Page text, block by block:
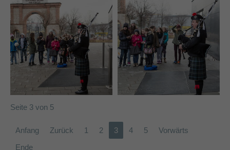
Seite 3 von 5
Anfang Zurück 1 2 3 4 5
Vorwärts
Ende